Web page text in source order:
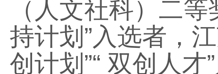
（人文社科）二
持计划 ”入选者，
创计划 ”“ 双创人才”